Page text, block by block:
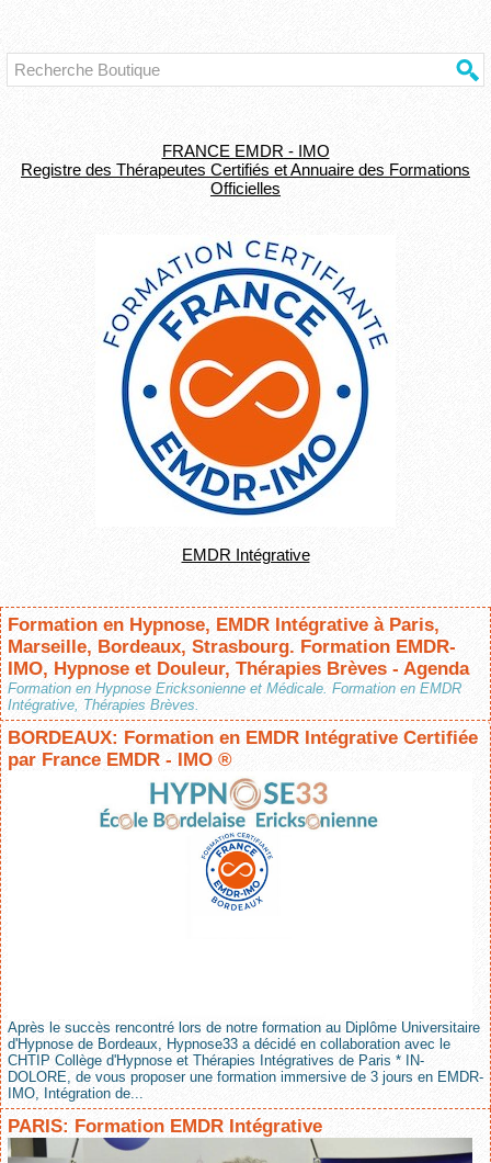
FRANCE EMDR - IMO
Registre des Thérapeutes Certifiés et Annuaire des Formations
Officielles
EMDR Intégrative
Formation en Hypnose, EMDR Intégrative à Paris,
Marseille, Bordeaux, Strasbourg. Formation EMDR-
IMO, Hypnose et Douleur, Thérapies Brèves - Agenda
Formation en Hypnose Ericksonienne et Médicale. Formation en EMDR
Intégrative, Thérapies Brèves.
BORDEAUX: Formation en EMDR Intégrative Certifiée
par France EMDR - IMO ®
Après le succès rencontré lors de notre formation au Diplôme Universitaire
d'Hypnose de Bordeaux, Hypnose33 a décidé en collaboration avec le
CHTIP Collège d'Hypnose et Thérapies Intégratives de Paris * IN-
DOLORE, de vous proposer une formation immersive de 3 jours en EMDR-
IMO, Intégration de...
PARIS: Formation EMDR Intégrative